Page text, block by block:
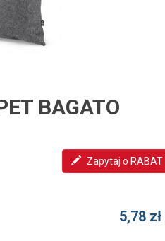
BAGATO
Zapytaj o RABAT
5,78 zł